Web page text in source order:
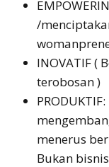
/
INOVATIF (
terobosan )
menerus
Bukan